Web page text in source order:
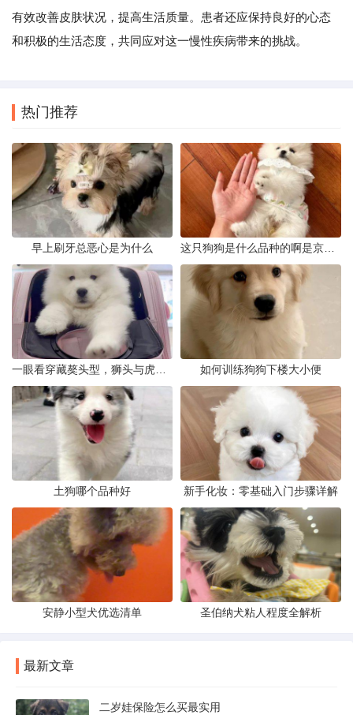
有效改善皮肤状况，提高生活质量。患者还应保持良好的心态
和积极的生活态度，共同应对这一慢性疾病带来的挑战。
热门推荐
早上刷牙总恶心是为什么
如何训练狗狗下楼大小便
土狗哪个品种好 新手化妆：零基础入门步骤详解
安静小型犬优选清单 圣伯纳犬粘人程度全解析
最新文章
二岁娃保险怎么买最实用